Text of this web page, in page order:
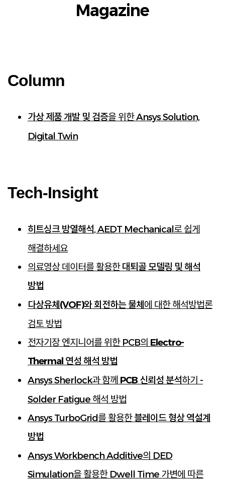
Magazine
Column
가상 제품 개발 및 검증을 위한 Ansys Solution,
Digital Twin
Tech-Insight
히트싱크 방열해석, AEDT Mechanical로 쉽게
해결하세요
의료영상 데이터를 활용한대퇴골 모델링 및 해석
방법
다상유체(VOF)와 회전하는 물체 에 대한 해석방법론
검토 방법
전자기장 엔지니어를 위한 PCB의 Electro-
Thermal 연성 해석 방법
Ansys Sherlock과 함께 PCB 신뢰성 분석하기 -
Solder Fatigue 해석 방법
Ansys TurboGrid를 활용한블레이드 형상 역설계
방법
Ansys Workbench Additive의 DED
Simulation을 활용한 Dwell Time 가변에 따른